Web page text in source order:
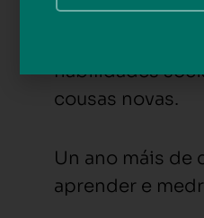
autoestima e a
habilidades
cousas novas.
Un ano máis de
aprender e